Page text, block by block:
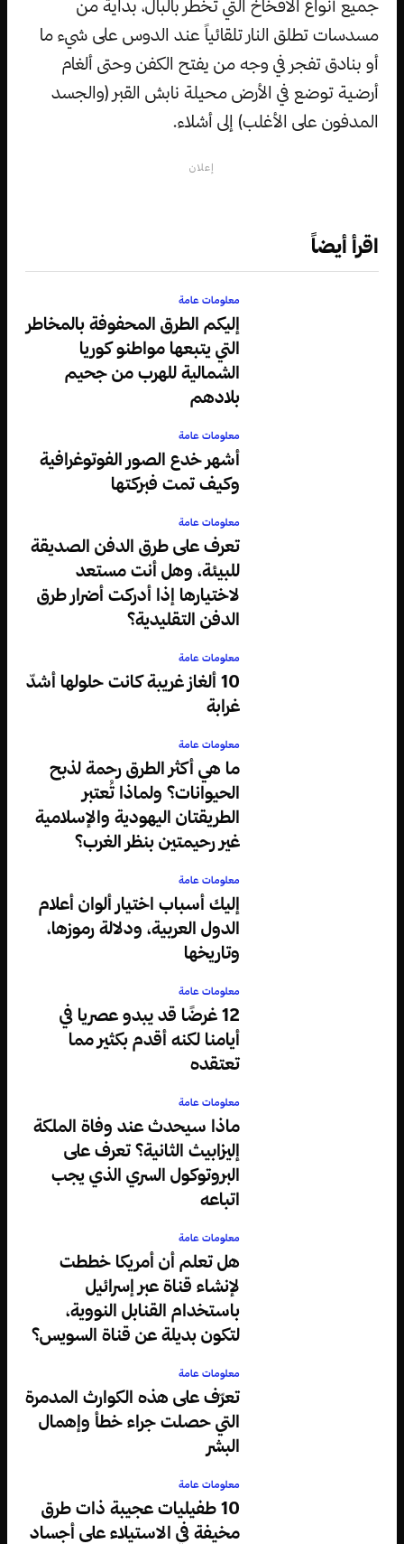
جميع أنواع الأفخاخ التي تخطر بالبال، بداية من
مسدسات تطلق النار تلقائياً عند الدوس على شيء ما
أو بنادق تفجر في وجه من يفتح الكفن وحتى ألغام
أرضية توضع في الأرض محيلة نابش القبر (والجسد
المدفون على الأغلب) إلى أشلاء.
إعلان
اقرأ أيضاً
معلومات عامة
إليكم الطرق المحفوفة بالمخاطر
التي يتبعها مواطنو كوريا
الشمالية للهرب من جحيم
بلادهم
معلومات عامة
أشهر خدع الصور الفوتوغرافية
وكيف تمت فبركتها
معلومات عامة
تعرف على طرق الدفن الصديقة
للبيئة، وهل أنت مستعد
لاختيارها إذا أدركت أضرار طرق
الدفن التقليدية؟
معلومات عامة
10 ألغاز غريبة كانت حلولها أشدّ
غرابة
معلومات عامة
ما هي أكثر الطرق رحمة لذبح
الحيوانات؟ ولماذا تُعتبر
الطريقتان اليهودية والإسلامية
غير رحيمتين بنظر الغرب؟
معلومات عامة
إليك أسباب اختيار ألوان أعلام
الدول العربية، ودلالة رموزها،
وتاريخها
معلومات عامة
12 غرضًا قد يبدو عصريا في
أيامنا لكنه أقدم بكثير مما
تعتقده
معلومات عامة
ماذا سيحدث عند وفاة الملكة
إليزابيث الثانية؟ تعرف على
البروتوكول السري الذي يجب
اتباعه
معلومات عامة
هل تعلم أن أمريكا خططت
لإنشاء قناة عبر إسرائيل
باستخدام القنابل النووية،
لتكون بديلة عن قناة السويس؟
معلومات عامة
تعرّف على هذه الكوارث المدمرة
التي حصلت جراء خطأ وإهمال
البشر
معلومات عامة
10 طفيليات عجيبة ذات طرق
مخيفة في الاستيلاء على أجساد